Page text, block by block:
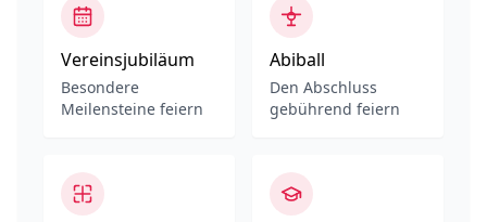
Vereinsjubiläum
Besondere
Meilensteine feiern
Abiball
Den Abschluss
gebührend feiern